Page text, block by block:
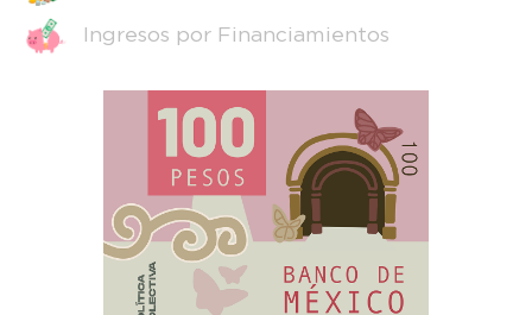
Ingresos por Financiamientos